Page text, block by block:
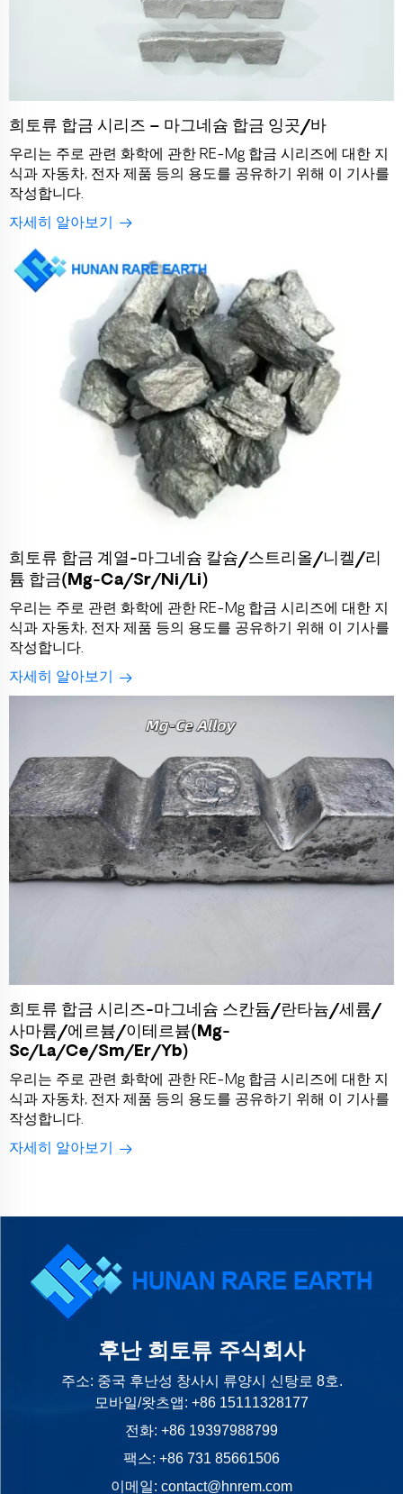
희토류 합금 시리즈 – 마그네슘 합금 잉곳/바
우리는 주로 관련 화학에 관한 RE-Mg 합금 시리즈에 대한 지
식과 자동차, 전자 제품 등의 용도를 공유하기 위해 이 기사를
작성합니다.
자세히 알아보기
희토류 합금 계열-마그네슘 칼슘/스트리올/니켈/리
튬 합금(Mg-Ca/Sr/Ni/Li)
우리는 주로 관련 화학에 관한 RE-Mg 합금 시리즈에 대한 지
식과 자동차, 전자 제품 등의 용도를 공유하기 위해 이 기사를
작성합니다.
자세히 알아보기
희토류 합금 시리즈-마그네슘 스칸듐/란타늄/세륨/
사마륨/에르븀/이테르븀(Mg-
Sc/La/Ce/Sm/Er/Yb)
우리는 주로 관련 화학에 관한 RE-Mg 합금 시리즈에 대한 지
식과 자동차, 전자 제품 등의 용도를 공유하기 위해 이 기사를
작성합니다.
자세히 알아보기
후난 희토류 주식회사
주소: 중국 후난성 창사시 류양시 신탕로 8호.
모바일/왓츠앱: +86 15111328177
전화: +86 19397988799
팩스: +86 731 85661506
이메일: contact@hnrem.com